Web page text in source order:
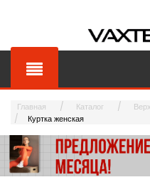
Главная Каталог
Куртка женская